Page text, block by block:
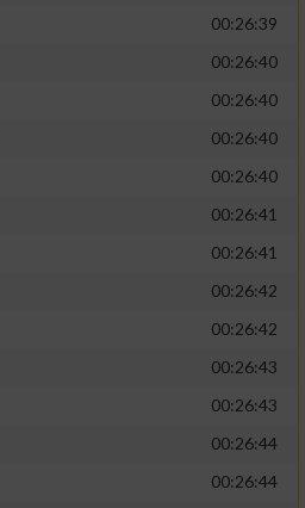
00:26:39
00:26:40
00:26:40
00:26:40
00:26:40
00:26:41
00:26:41
00:26:42
00:26:42
00:26:43
00:26:43
00:26:44
00:26:44